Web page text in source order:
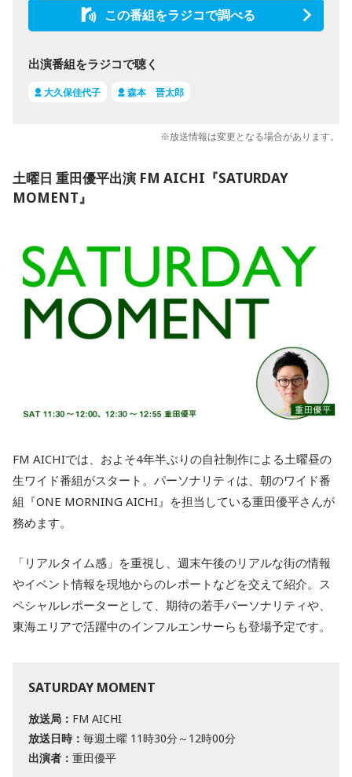
この番組をラジコで調べる
出演番組をラジコで聴く
大久保佳代子 森本 晋太郎
※放送情報は変更となる場合があります。
土曜日 重田優平出演 FM AICHI『SATURDAY
MOMENT』
FM AICHIでは、およそ4年半ぶりの自社制作による土曜昼の
生ワイド番組がスタート。パーソナリティは、朝のワイド番
組『ONE MORNING AICHI』を担当している重田優平さんが
務めます。
「リアルタイム感」を重視し、週末午後のリアルな街の情報
やイベント情報を現地からのレポートなどを交えて紹介。ス
ペシャルレポーターとして、期待の若手パーソナリティや、
東海エリアで活躍中のインフルエンサーらも登場予定です。
SATURDAY MOMENT
放送局： FM AICHI
放送日時： 毎週土曜 11時30分～12時00分
出演者： 重田優平